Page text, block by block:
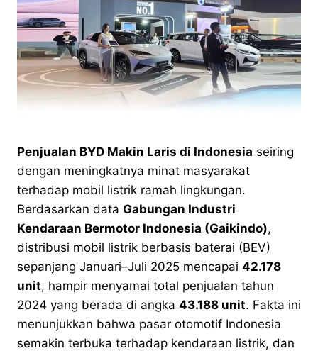
Penjualan BYD Makin Laris di Indonesia seiring
dengan meningkatnya minat masyarakat
terhadap mobil listrik ramah lingkungan.
Berdasarkan data Gabungan Industri
Kendaraan Bermotor Indonesia (Gaikindo),
distribusi mobil listrik berbasis baterai (BEV)
sepanjang Januari–Juli 2025 mencapai 42.178
unit, hampir menyamai total penjualan tahun
2024 yang berada di angka 43.188 unit. Fakta ini
menunjukkan bahwa pasar otomotif Indonesia
semakin terbuka terhadap kendaraan listrik, dan